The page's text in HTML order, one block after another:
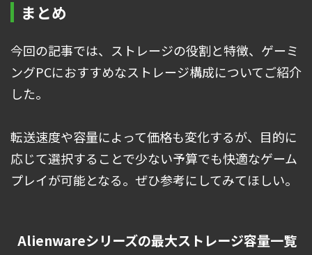
まとめ
今回の記事では、ストレージの役割と特徴、ゲーミ
ングPCにおすすめなストレージ構成についてご紹介
した。
転送速度や容量によって価格も変化するが、目的に
応じて選択することで少ない予算でも快適なゲーム
プレイが可能となる。ぜひ参考にしてみてほしい。
Alienwareシリーズの最大ストレージ容量一覧